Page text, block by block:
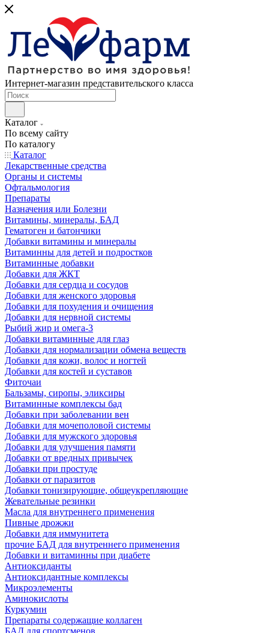
Интернет-магазин представительского класса
Каталог
По всему сайту
По каталогу
Каталог
Лекарственные средства
Органы и системы
Офтальмология
Препараты
Назначения или Болезни
Витамины, минералы, БАД
Гематоген и батончики
Добавки витамины и минералы
Витаминны для детей и подростков
Витаминные добавки
Добавки для ЖКТ
Добавки для сердца и сосудов
Добавки для женского здоровья
Добавки для похудения и очищения
Добавки для нервной системы
Рыбий жир и омега-3
Добавки витаминные для глаз
Добавки для нормализации обмена веществ
Добавки для кожи, волос и ногтей
Добавки для костей и суставов
Фиточаи
Бальзамы, сиропы, эликсиры
Витаминные комплексы бад
Добавки при заболевании вен
Добавки для мочеполовой системы
Добавки для мужского здоровья
Добавки для улучшения памяти
Добавки от вредных привычек
Добавки при простуде
Добавки от паразитов
Добавки тонизирующие, общеукрепляющие
Жевательные резинки
Масла для внутреннего применения
Пивные дрожжи
Добавки для иммунитета
прочие БАД для внутреннего применения
Добавки и витаминны при диабете
Антиоксиданты
Антиоксидантные комплексы
Микроэлементы
Аминокислоты
Куркумин
Препараты содержащие коллаген
БАД для спортсменов